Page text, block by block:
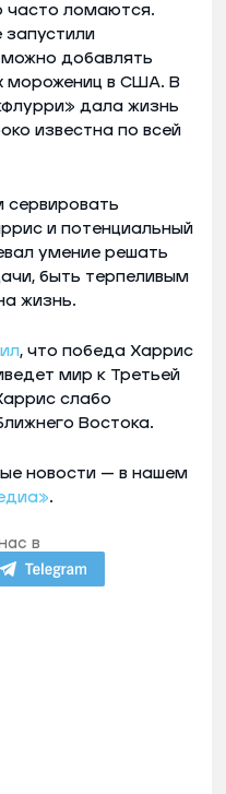
часто ломаются.
можно добавлять
морожениц в США. В
дала жизнь
известна по всей
сервировать
и потенциальный
умение решать
быть терпеливым
жизнь.
, что победа Харрис
мир к Третьей
слабо
Востока.
новости — в нашем
.
в